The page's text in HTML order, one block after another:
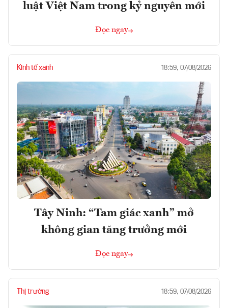
luật Việt Nam trong kỷ nguyên mới
Đọc ngay
Kinh tế xanh 18:59, 07/08/2026
Tây Ninh: “Tam giác xanh” mở
không gian tăng trưởng mới
Đọc ngay
Thị trường 18:59, 07/08/2026